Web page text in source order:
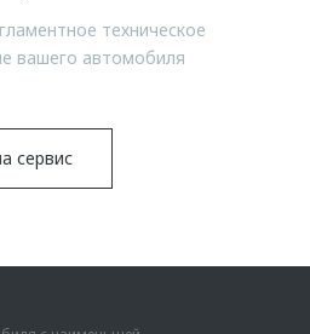
техническое
вашего автомобиля
сервис